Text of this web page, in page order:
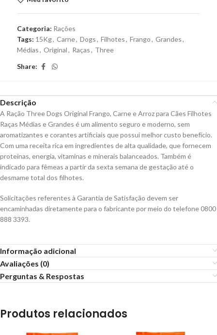
Categoria: Rações
Tags: 15Kg, Carne, Dogs, Filhotes, Frango, Grandes,
Médias, Original, Raças, Three
Share:
Descrição
A Ração Three Dogs Original Frango, Carne e Arroz para Cães Filhotes
Raças Médias e Grandes é um alimento seguro e moderno, sem
aromatizantes e corantes artificiais que possui melhor custo benefício.
Com uma receita rica em ingredientes de alta qualidade, que fornecem
proteínas, energia, vitaminas e minerais balanceados. Também é
indicado para fêmeas a partir da sexta semana de gestação até o
desmame total dos filhotes.
Solicitações referentes à Garantia de Satisfação devem ser
encaminhadas diretamente para o fabricante por meio do telefone 0800
888 3393.
Informação adicional
Avaliações (0)
Perguntas & Respostas
Produtos relacionados